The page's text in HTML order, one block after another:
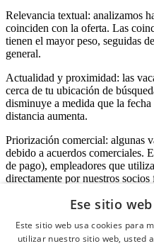
Relevancia textual: analizamos
coinciden con la oferta. Las
tienen el mayor peso, seguidas
general.
Actualidad y proximidad: las
cerca de tu ubicación de
disminuye a medida que la
distancia aumenta.
Priorización comercial: algunas
debido a acuerdos comerciales.
de pago), empleadores que
directamente por nuestros socios
Acceso empresas
Ese sitio
Este sitio web usa cookies para
utilizar nuestro sitio web, usted